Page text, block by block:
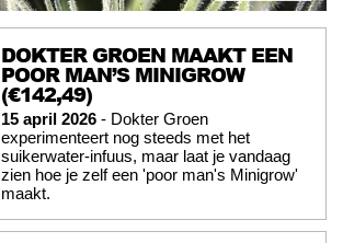
DOKTER GROEN MAAKT EEN
POOR MAN’S MINIGROW
(€142,49)
15 april 2026 - Dokter Groen
experimenteert nog steeds met het
suikerwater-infuus, maar laat je vandaag
zien hoe je zelf een 'poor man's Minigrow'
maakt.